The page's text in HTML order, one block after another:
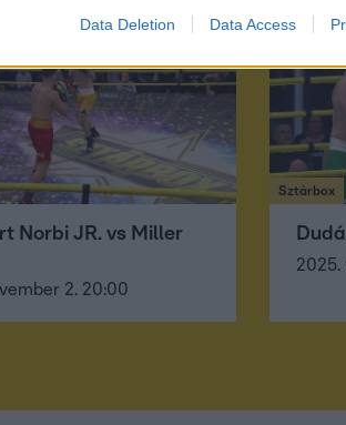
Data Deletion Data Access
Norbi JR. vs Miller
2. 20:00
Sztárbox
2025.